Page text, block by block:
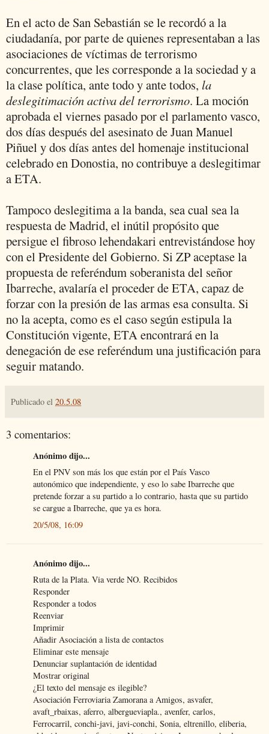
En el acto de San Sebastián se le recordó a la
ciudadanía, por parte de quienes representaban a las
asociaciones de víctimas de terrorismo
concurrentes, que les corresponde a la sociedad y a
la clase política, ante todo y ante todos, la
deslegitimación activa del terrorismo. La moción
aprobada el viernes pasado por el parlamento vasco,
dos días después del asesinato de Juan Manuel
Piñuel y dos días antes del homenaje institucional
celebrado en Donostia, no contribuye a deslegitimar
a ETA.
Tampoco deslegitima a la banda, sea cual sea la
respuesta de Madrid, el inútil propósito que
persigue el fibroso lehendakari entrevistándose hoy
con el Presidente del Gobierno. Si ZP aceptase la
propuesta de referéndum soberanista del señor
Ibarreche, avalaría el proceder de ETA, capaz de
forzar con la presión de las armas esa consulta. Si
no la acepta, como es el caso según estipula la
Constitución vigente, ETA encontrará en la
denegación de ese referéndum una justificación para
seguir matando.
Publicado el 20.5.08
3 comentarios:
Anónimo dijo...
En el PNV son más los que están por el País Vasco
autonómico que independiente, y eso lo sabe Ibarreche que
pretende forzar a su partido a lo contrario, hasta que su partido
se cargue a Ibarreche, que ya es hora.
20/5/08, 16:09
Anónimo dijo...
Ruta de la Plata. Via verde NO. Recibidos
Responder
Responder a todos
Reenviar
Imprimir
Añadir Asociación a lista de contactos
Eliminar este mensaje
Denunciar suplantación de identidad
Mostrar original
¿El texto del mensaje es ilegible?
Asociación Ferroviaria Zamorana a Amigos, asvafer,
avaft_rbaixas, aferro, albergueviapla., avenfer, carlos,
Ferrocarril, conchi-javi, javi-conchi, Sonia, eltrenillo, eliberia,